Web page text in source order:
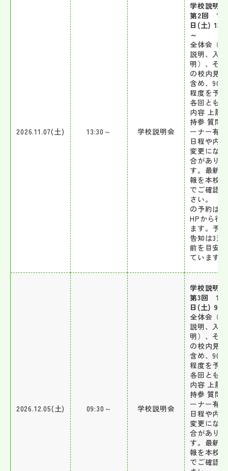
2026.11.07(土) 13:30～ 学校説明会
学校説明
第2回 11
日(土)
～
全体会（
説明、入
明）、そ
の校内見
含め、90
程度を予定
各回とも
内容 上履
持参 質問
ーナー有
日程や内
変更にな
合がありま
す。最新
報を本校
でご確認
さい。
の予約は
HPから行
ます。予
告知は3週
前を目安
ています。
2026.12.05(土) 09:30～ 学校説明会
学校説明
第3回 12
日(土)
全体会（
説明、入
明）、そ
の校内見
含め、90
程度を予定
各回とも
内容 上履
持参 質問
ーナー有
日程や内
変更にな
合がありま
す。最新
報を本校
でご確認